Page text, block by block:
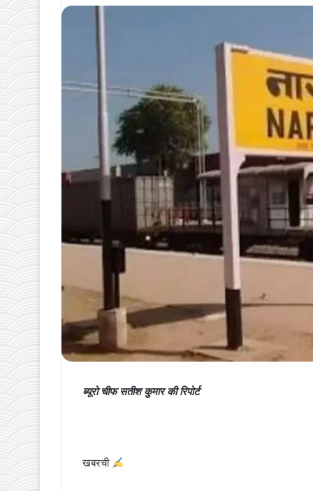
ब्यूरो चीफ सतीश कुमार की रिपोर्ट
खबरची